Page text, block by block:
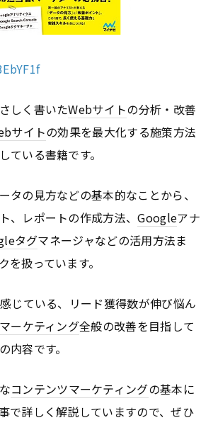
しく書いたWebサイトの分析・改善
サイトの効果を最大化する施策方法
ている書籍です。
タの見方などの基本的なことから、
、レポートの作成方法、Googleアナ
タグマネージャなどの活用方法ま
を扱っています。
じている、リード獲得数が伸び悩ん
ーケティング全般の改善を目指して
内容です。
コンテンツマーケティングの基本に
で詳しく解説していますので、ぜひ